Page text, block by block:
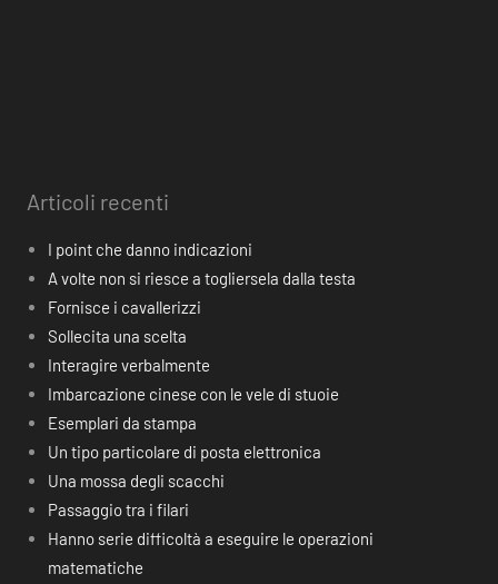
Articoli recenti
I point che danno indicazioni
A volte non si riesce a togliersela dalla testa
Fornisce i cavallerizzi
Sollecita una scelta
Interagire verbalmente
Imbarcazione cinese con le vele di stuoie
Esemplari da stampa
Un tipo particolare di posta elettronica
Una mossa degli scacchi
Passaggio tra i filari
Hanno serie difficoltà a eseguire le operazioni
matematiche